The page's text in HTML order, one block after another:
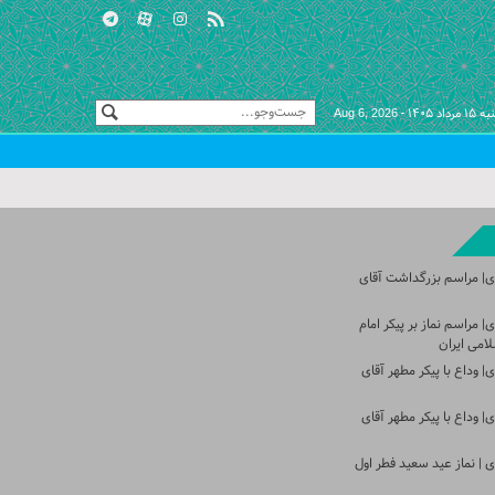
۱۴۰۵ - Aug 6, 2026
مراسم بزرگداشت آقای
مراسم نماز بر پیکر امام
ایران
وداع با پیکر مطهر آقای
وداع با پیکر مطهر آقای
| نماز عید سعید فطر اول